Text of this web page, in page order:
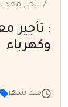
تأجير
: تأجير
وكهرباء
منذ شهر